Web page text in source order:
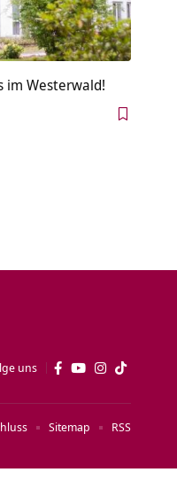
im Westerwald!
uns
Sitemap RSS